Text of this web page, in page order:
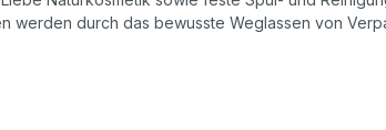
werden durch das bewusste Weglassen von